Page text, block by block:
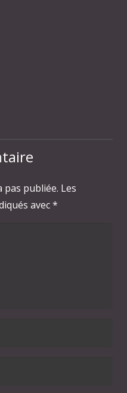
pas publiée. Les
avec*